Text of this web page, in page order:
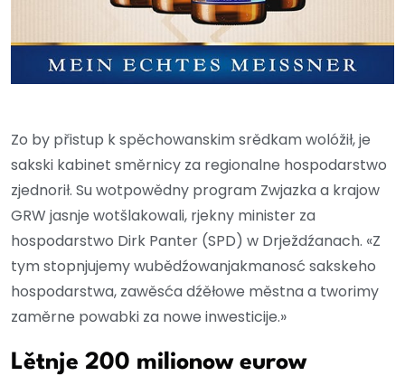
Zo by přistup k spěchowanskim srědkam wolóžił, je
sakski kabinet směrnicy za regionalne hospodarstwo
zjednorił. Su wotpowědny program Zwjazka a krajow
GRW jasnje wotšlakowali, rjekny minister za
hospodarstwo Dirk Panter (SPD) w Drježdźanach. «Z
tym stopnjujemy wubědźowanjakmanosć sakskeho
hospodarstwa, zawěsća dźěłowe městna a tworimy
zaměrne powabki za nowe inwesticije.»
Lětnje 200 milionow eurow